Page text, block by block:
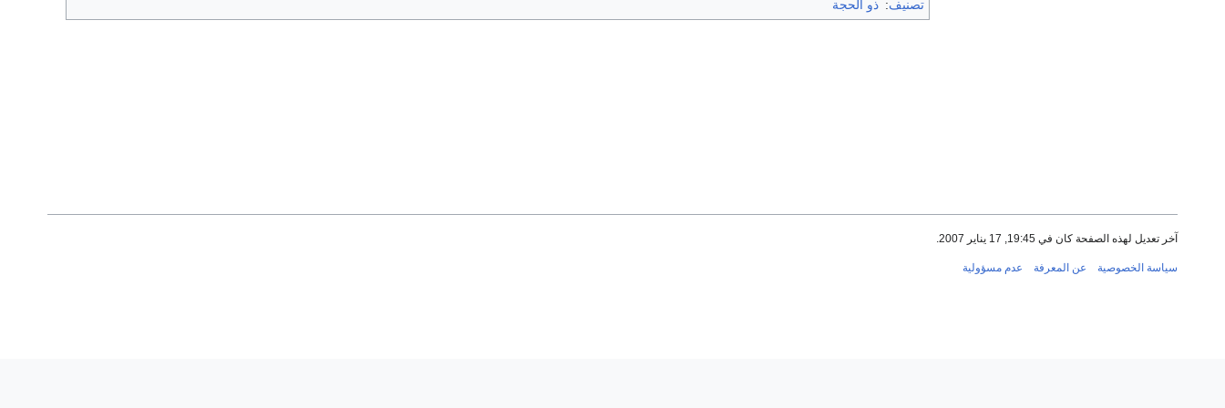
تصنيف: ذو الحجة
آخر تعديل لهذه الصفحة كان في 19:45, 17 يناير 2007.
سياسة الخصوصية عن المعرفة عدم مسؤولية